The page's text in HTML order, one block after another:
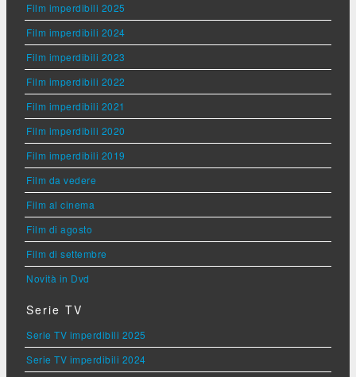
Film imperdibili 2025
Film imperdibili 2024
Film imperdibili 2023
Film imperdibili 2022
Film imperdibili 2021
Film imperdibili 2020
Film imperdibili 2019
Film da vedere
Film al cinema
Film di agosto
Film di settembre
Novità in Dvd
Serie TV
Serie TV imperdibili 2025
Serie TV imperdibili 2024